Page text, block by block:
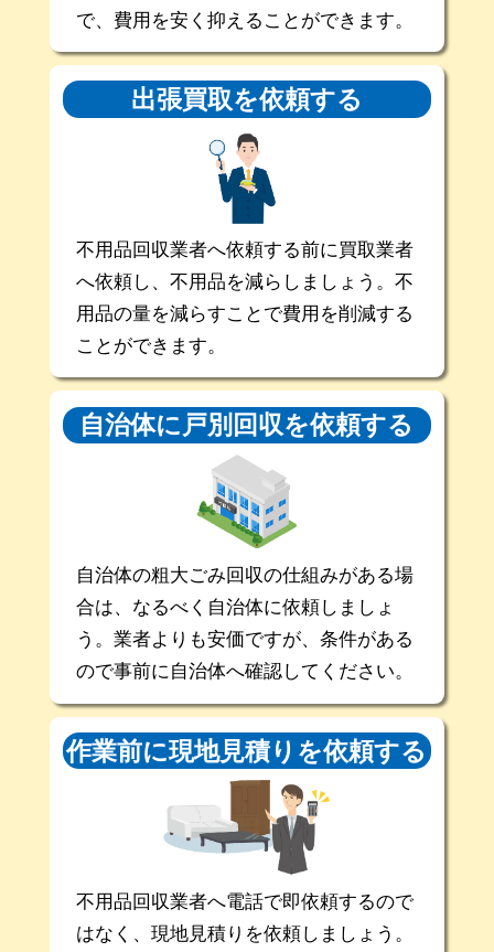
で、費用を安く抑えることができます。
出張買取を依頼する
不用品回収業者へ依頼する前に買取業者
へ依頼し、不用品を減らしましょう。不
用品の量を減らすことで費用を削減する
ことができます。
自治体に戸別回収を依頼する
自治体の粗大ごみ回収の仕組みがある場
合は、なるべく自治体に依頼しましょ
う。業者よりも安価ですが、条件がある
ので事前に自治体へ確認してください。
作業前に現地見積りを依頼する
不用品回収業者へ電話で即依頼するので
はなく、現地見積りを依頼しましょう。